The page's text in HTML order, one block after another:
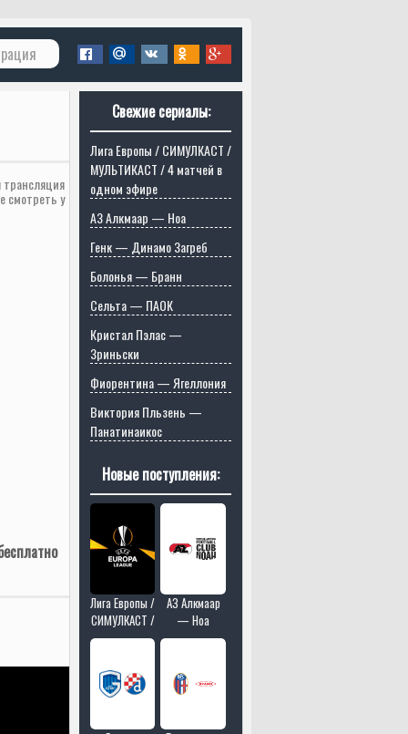
смотреть у
Свежие сериалы:
Лига Европы / СИМУЛКАСТ /
МУЛЬТИКАСТ / 4 матчей в
одном эфире
АЗ Алкмаар — Ноа
Генк — Динамо Загреб
Болонья — Бранн
Сельта — ПАОК
Кристал Пэлас —
Зриньски
Фиорентина — Ягеллония
Виктория Пльзень —
Панатинаикос
Новые поступления:
Лига Европы /
СИМУЛКАСТ /
МУЛЬТИКАСТ
одном эфире
АЗ Алкмаар
— Ноа